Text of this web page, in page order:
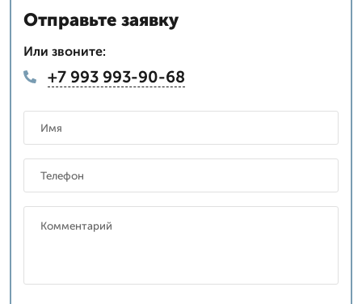
Отправьте заявку
Или звоните:
+7 993 993-90-68